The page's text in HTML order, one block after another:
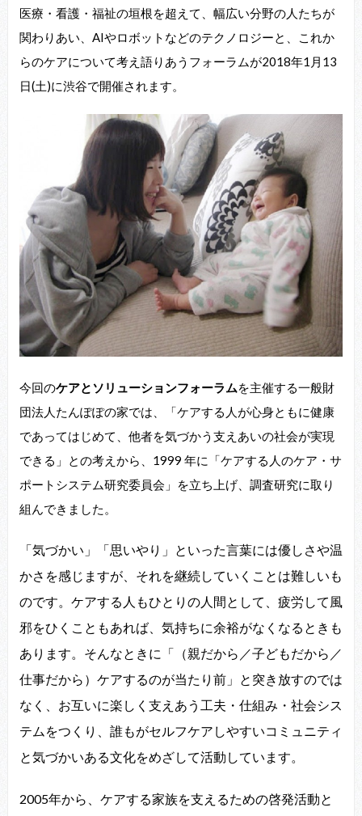
医療・看護・福祉の垣根を超えて、幅広い分野の人たちが
関わりあい、AIやロボットなどのテクノロジーと、これか
らのケアについて考え語りあうフォーラムが2018年1月13
日(土)に渋谷で開催されます。
今回のケアとソリューションフォーラムを主催する一般財
団法人たんぽぽの家では、「ケアする人が心身ともに健康
であってはじめて、他者を気づかう支えあいの社会が実現
できる」との考えから、1999 年に「ケアする人のケア・サ
ポートシステム研究委員会」を立ち上げ、調査研究に取り
組んできました。
「気づかい」「思いやり」といった言葉には優しさや温
かさを感じますが、それを継続していくことは難しいも
のです。ケアする人もひとりの人間として、疲労して風
邪をひくこともあれば、気持ちに余裕がなくなるときも
あります。そんなときに「（親だから／子どもだから／
仕事だから）ケアするのが当たり前」と突き放すのでは
なく、お互いに楽しく支えあう工夫・仕組み・社会シス
テムをつくり、誰もがセルフケアしやすいコミュニティ
と気づかいある文化をめざして活動しています。
2005年から、ケアする家族を支えるための啓発活動と